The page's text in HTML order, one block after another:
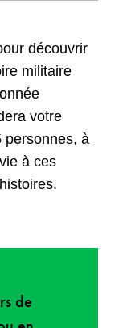
découvrir
militaire
votre
personnes, à
à ces
de